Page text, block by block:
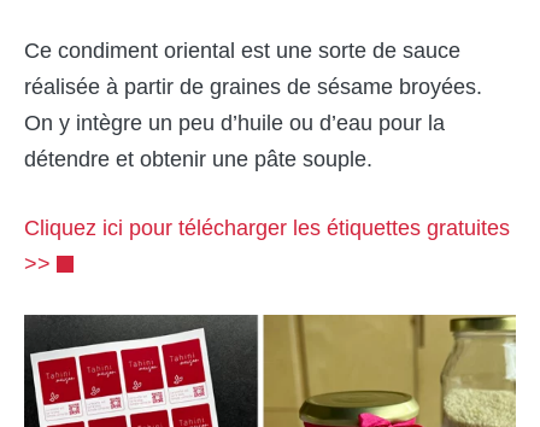
Ce condiment oriental est une sorte de sauce
réalisée à partir de graines de sésame broyées.
On y intègre un peu d’huile ou d’eau pour la
détendre et obtenir une pâte souple.
Cliquez ici pour télécharger les étiquettes gratuites
>>